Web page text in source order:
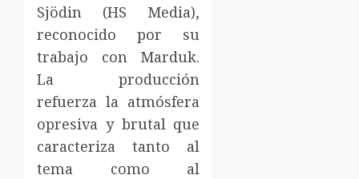
Sjödin (HS Media),
reconocido por su
trabajo con Marduk.
La producción
refuerza la atmósfera
opresiva y brutal que
caracteriza tanto al
tema como al